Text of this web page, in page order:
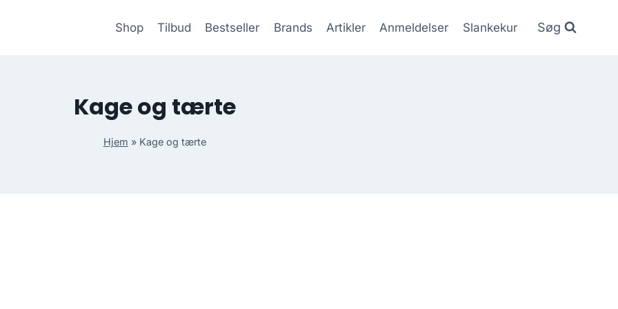
Shop Tilbud Bestseller Brands Artikler Anmeldelser Slankekur Søg
Kage og tærte
Hjem » Kage og tærte